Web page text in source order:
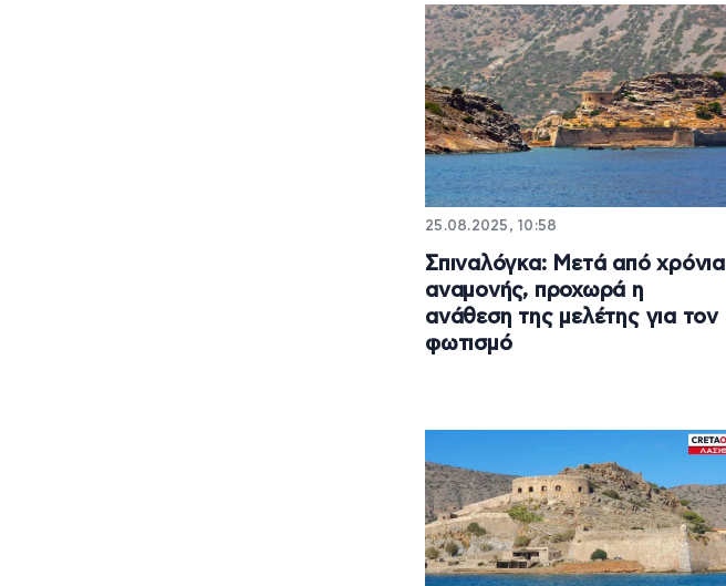
25.08.2025, 10:58
Σπιναλόγκα: Μετά από χρόνια
αναμονής, προχωρά η
ανάθεση της μελέτης για τον
φωτισμό